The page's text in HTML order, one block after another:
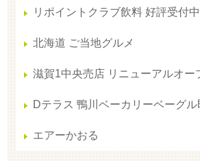
リポイントクラブ飲料 好評受付中
北海道 ご当地グルメ
滋賀1中央売店 リニューアルオー
Dテラス 鴨川ベーカリーベーグル
エアーかおる